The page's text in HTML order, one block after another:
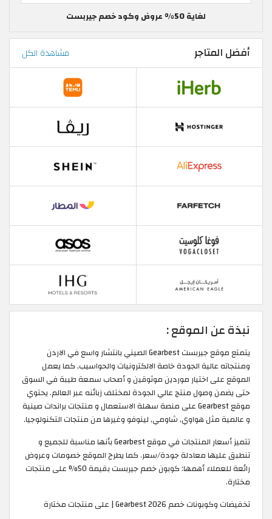
لغاية 50% عروض وكود خصم جيربست
أفضل المتاجر مشاهدة الكل
نبذة عن الموقع :
يتمتع موقع جيربست Gearbest الصيني بانتشار واسع في الاردن
ومنتجاته عالية الجودة خاصة الالكترونيات والحواسيب, كما يعمل
الموقع على اختيار موردين موثوقين و أصحاب سمعة طيبة في السوق
حتى يضمن وصول منتج عالي الجودة لمختلف زبائنه عبر العالم. يحتوي
موقع Gearbest على منصة سهلة الاستعمال و منتجات براندات صينية
و عالمية مثل هواوي, شاومي, لينوفو وغيرها من منتجات التكنولوجيا.
تتميز أسعار المنتجات في موقع Gearbest بأنها مناسبة للجميع و
تنطبق عليها معادلة جودة/سعر. كما يطرح الموقع خصومات وعروض
رائعة للعملاء أهمها: كوبون خصم جيربست بقيمة 50% على منتجات
مختارة.
تخفيضات وكوبونات خصم Gearbest 2026 | على منتجات مختارة